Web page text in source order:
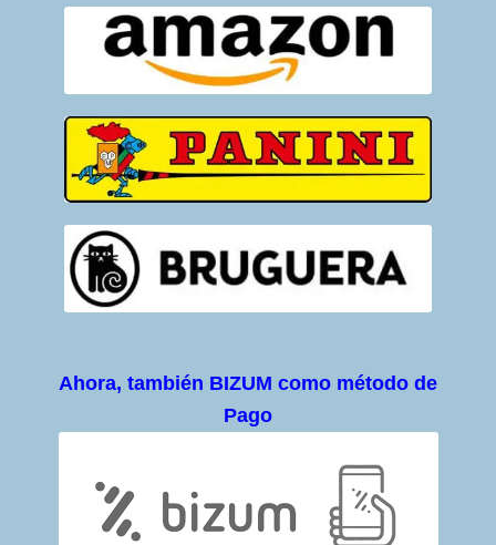
Ahora, también BIZUM como método de
Pago